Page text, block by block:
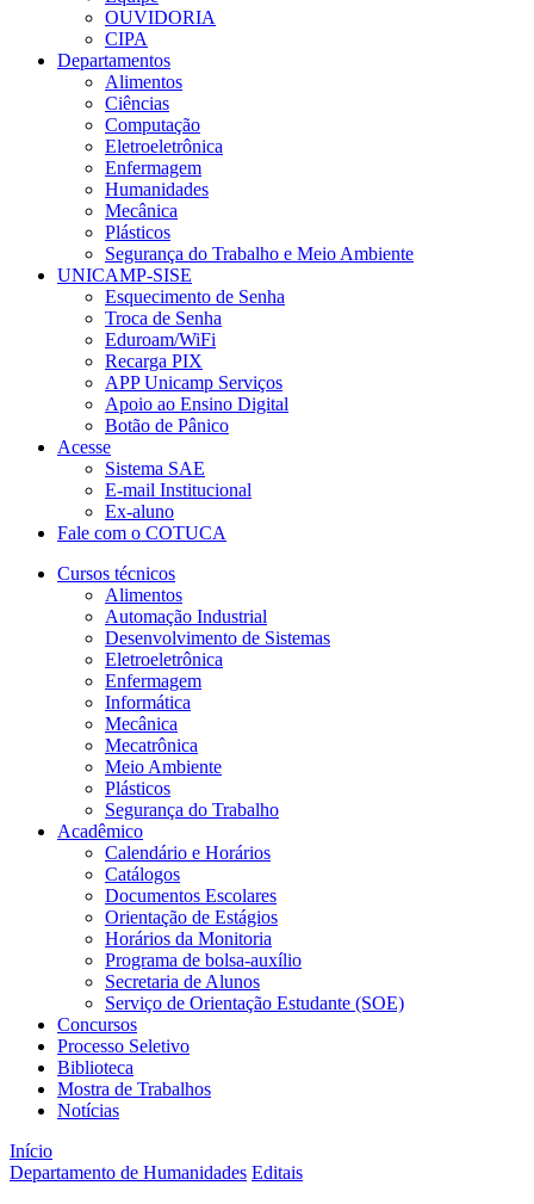
OUVIDORIA
CIPA
Departamentos
Alimentos
Ciências
Computação
Eletroeletrônica
Enfermagem
Humanidades
Mecânica
Plásticos
Segurança do Trabalho e Meio Ambiente
UNICAMP-SISE
Esquecimento de Senha
Troca de Senha
Eduroam/WiFi
Recarga PIX
APP Unicamp Serviços
Apoio ao Ensino Digital
Botão de Pânico
Acesse
Sistema SAE
E-mail Institucional
Ex-aluno
Fale com o COTUCA
Cursos técnicos
Alimentos
Automação Industrial
Desenvolvimento de Sistemas
Eletroeletrônica
Enfermagem
Informática
Mecânica
Mecatrônica
Meio Ambiente
Plásticos
Segurança do Trabalho
Acadêmico
Calendário e Horários
Catálogos
Documentos Escolares
Orientação de Estágios
Horários da Monitoria
Programa de bolsa-auxílio
Secretaria de Alunos
Serviço de Orientação Estudante (SOE)
Concursos
Processo Seletivo
Biblioteca
Mostra de Trabalhos
Notícias
Início
Departamento de Humanidades Editais